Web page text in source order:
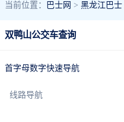
当前位置： 巴士网 > 黑龙江巴士
双鸭山公交车查询
首字母数字快速导航
线路导航